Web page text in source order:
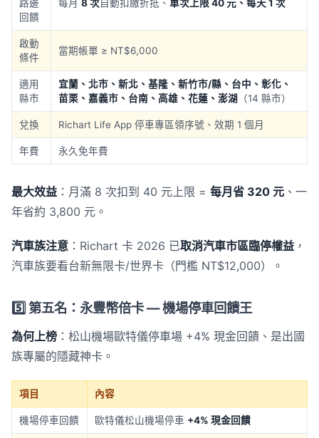
路邊
回饋
每月 8 次自動扣繳折抵、 單次上限 40 元、每天 1 次
啟動
條件
當期帳單 ≥ NT$6,000
適用
縣市
宜蘭、北市、新北、基隆、新竹市/縣、台中、彰化、
苗栗、嘉義市、台南、高雄、花蓮、澎湖 （14 縣市）
兌換 Richart Life App 停車專區領序號、效期 1 個月
年費 永久免年費
最大效益 ：月滿 8 次扣到 40 元上限 = 每月省 320 元 、一
年省約 3,800 元。
汽車族注意 ：Richart 卡 2026 已取消汽車市區臨停權益 ，
汽車族要看台新無限卡/世界卡（門檻 NT$12,000）。
5️⃣ 第五名：永豐幣倍卡 — 機場停車回饋王
為何上榜 ：松山機場歐特儀停車場 +4% 現金回饋、是出國
族專屬的隱藏神卡。
項目 內容
機場停車回饋 歐特儀松山機場停車 +4% 現金回饋